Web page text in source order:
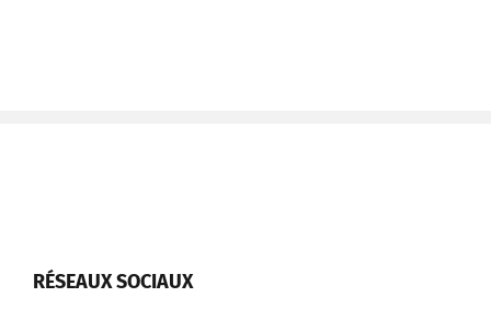
RÉSEAUX SOCIAUX